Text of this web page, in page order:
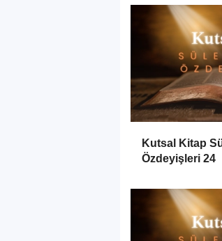
Kutsal Kitap
Özdeyişleri 24